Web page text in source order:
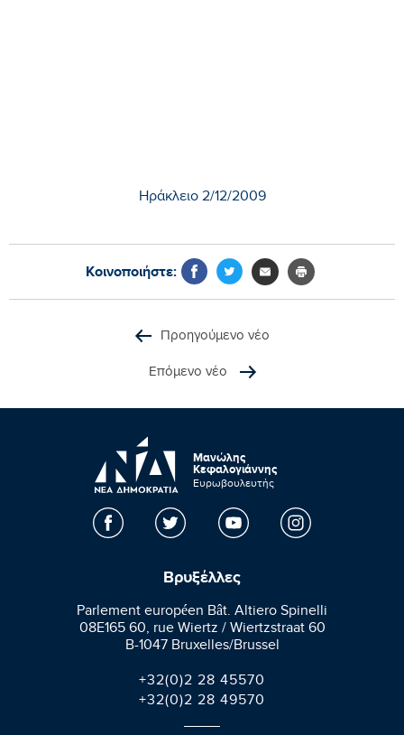
Ηράκλειο 2/12/2009
Κοινοποιήστε:
Προηγούμενο νέο
Επόμενο νέο
Μανώλης
Κεφαλογιάννης
Ευρωβουλευτής
Βρυξέλλες
Parlement européen Bât. Altiero Spinelli
08E165 60, rue Wiertz / Wiertzstraat 60
B-1047 Bruxelles/Brussel
+32(0)2 28 45570
+32(0)2 28 49570